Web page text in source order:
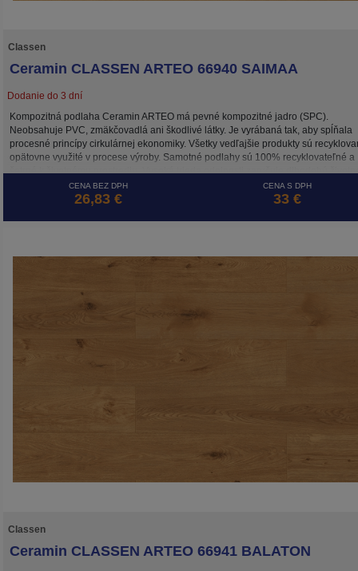
Classen
Ceramin CLASSEN ARTEO 66940 SAIMAA
Dodanie do 3 dní
Kompozitná podlaha Ceramin ARTEO má pevné kompozitné jadro (SPC).
Neobsahuje PVC, zmäkčovadlá ani škodlivé látky. Je vyrábaná tak, aby spĺňala
procesné princípy cirkulárnej ekonomiky. Všetky vedľajšie produkty sú
opätovne využité v procese výroby. Samotné podlahy sú 100% recyklovateľné a
šetrné k životnému prostrediu. Vysoká trieda odolnosti zaručuje dlhodobú
a to aj pri záťaži v komerčne využívaných priestoroch.
CENA BEZ DPH
26,83 €
CENA S DPH
33 €
Classen
Ceramin CLASSEN ARTEO 66941 BALATON